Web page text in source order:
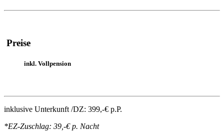
Preise
inkl. Vollpension
inklusive Unterkunft /DZ: 399,-€ p.P.
*EZ-Zuschlag: 39,-€ p. Nacht